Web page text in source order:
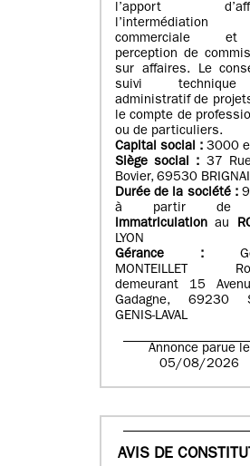
l’apport
l’intermédiation
commerciale
perception de
sur affaires. Le
suivi
administratif de
le compte de
ou de particuliers.
Capital social : 3000
Siège social : 37
Bovier, 69530
Durée de la société :
à partir de
immatriculation au
LYON
Gérance :
MONTEILLET
demeurant 15
Gadagne, 69230
GENIS-LAVAL
Annonce parue le
05/08/2026
AVIS DE